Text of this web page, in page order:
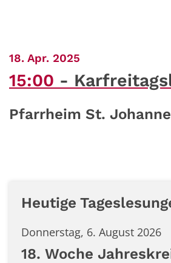
18. Apr. 2025
15:00
Pfarrheim St.
Heutige
Donnerstag, 6. August 2026
18. Woche